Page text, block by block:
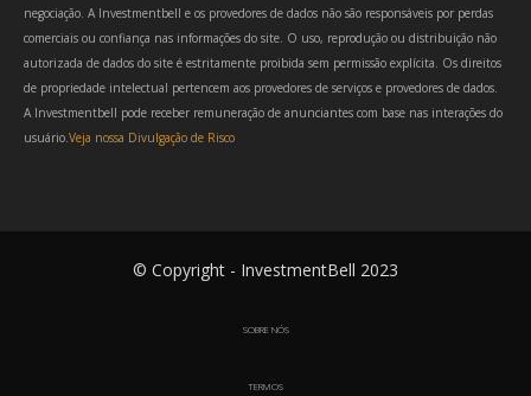
negociação. A Investmentbell e os provedores de dados não são responsáveis por perdas
comerciais ou confiança nas informações do site. O uso, reprodução ou distribuição não
autorizada de dados do site é estritamente proibida sem permissão explícita. Os direitos
de propriedade intelectual pertencem aos provedores de serviços e provedores de dados.
A Investmentbell pode receber remuneração de anunciantes com base nas interações do
usuário.Veja nossa Divulgação de Risco
© Copyright - InvestmentBell 2023
SOBRE NÓS
TERMOS